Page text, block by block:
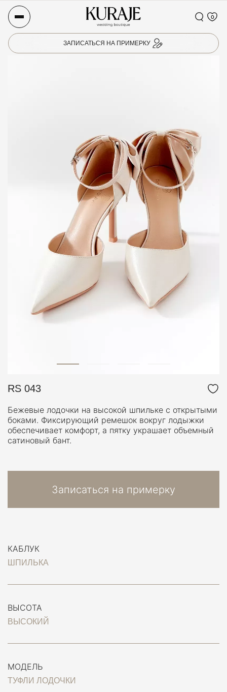
ЗАПИСАТЬСЯ НА ПРИМЕРКУ
0
КАБЛУК
ШПИЛЬКА
ВЫСОТА
ВЫСОКИЙ
МОДЕЛЬ
ТУФЛИ ЛОДОЧКИ
RS 043
Бежевые лодочки на высокой шпильке с открытыми
боками. Фиксирующий ремешок вокруг лодыжки
обеспечивает комфорт, а пятку украшает объемный
сатиновый бант.
Записаться на примерку